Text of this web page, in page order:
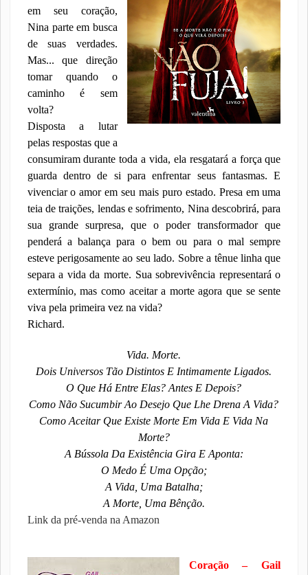
em seu coração,
Nina parte em busca
de suas verdades.
Mas... que direção
tomar quando o
caminho é sem
volta?
Disposta a lutar
pelas respostas que a
consumiram durante toda a vida, ela resgatará a força que
guarda dentro de si para enfrentar seus fantasmas. E
vivenciar o amor em seu mais puro estado. Presa em uma
teia de traições, lendas e sofrimento, Nina descobrirá, para
sua grande surpresa, que o poder transformador que
penderá a balança para o bem ou para o mal sempre
esteve perigosamente ao seu lado. Sobre a tênue linha que
separa a vida da morte. Sua sobrevivência representará o
extermínio, mas como aceitar a morte agora que se sente
viva pela primeira vez na vida?
Richard.
Vida. Morte.
Dois Universos Tão Distintos E Intimamente Ligados.
O Que Há Entre Elas? Antes E Depois?
Como Não Sucumbir Ao Desejo Que Lhe Drena A Vida?
Como Aceitar Que Existe Morte Em Vida E Vida Na
Morte?
A Bússola Da Existência Gira E Aponta:
O Medo É Uma Opção;
A Vida, Uma Batalha;
A Morte, Uma Bênção.
Link da pré-venda na Amazon
Coração – Gail